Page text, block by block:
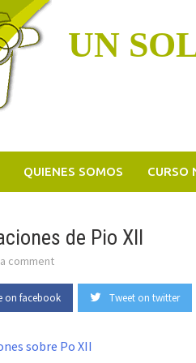
UN
QUIENES SOMOS CURSO
de Pio XII
comment
on facebook Tweet on twitter
sobre Po XII